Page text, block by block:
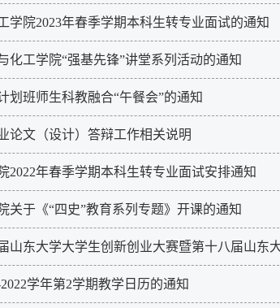
学院2023年春季学期本科生转专业面试的通知
化工学院“强基先锋”讲堂系列活动的通知
划班师生科教融合“午餐会”的通知
论文（设计）答辩工作相关说明
2022年春季学期本科生转专业面试安排通知
关于《“四史”教育​系列专题》开课的通知
山东大学大学生创新创业大赛暨第十八届山东
学年第2学期教学日历的通知